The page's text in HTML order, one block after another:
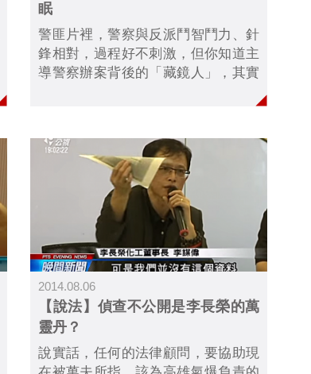
眠
警匪片裡，警察與反派鬥智鬥力、針
鋒相對，過程好不刺激，但你知道主
導警察辦案背後的「藏鏡人」，其實
悉的「檢察官」嗎？同樣是刑事訴訟
法官有何不同？而新聞上常常出現的
「偵查不公開」爭議，又會對檢察官
的工作產生哪些影響呢？
2014.08.06
【說法】偵查不公開是李長榮的萬
靈丹？
說實話，任何的法律顧問，要協助現